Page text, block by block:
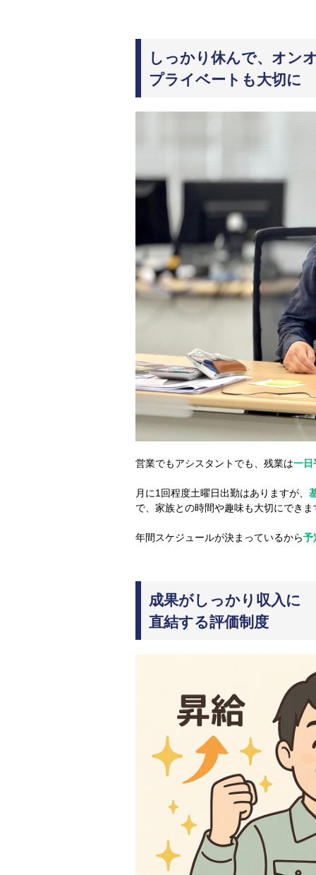
しっかり休んで、オン
プライベートも大切に
営業でもアシスタントでも、残業は一日
月に1回程度土曜日出勤はありますが、
で、家族との時間や趣味も大切にできま
年間スケジュールが決まっているから予
成果がしっかり収入に
直結する評価制度